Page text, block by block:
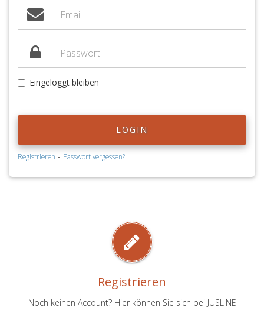
Eingeloggt bleiben
LOGIN
Registrieren - Passwort vergessen?
Registrieren
Noch keinen Account? Hier können Sie sich bei JUSLINE